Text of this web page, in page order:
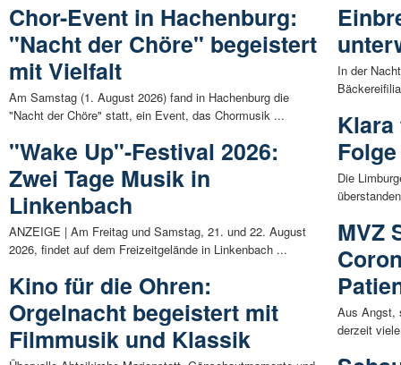
Chor-Event in Hachenburg:
"Nacht der Chöre" begeistert
mit Vielfalt
Am Samstag (1. August 2026) fand in Hachenburg die
"Nacht der Chöre" statt, ein Event, das Chormusik ...
"Wake Up"-Festival 2026:
Zwei Tage Musik in
Linkenbach
ANZEIGE | Am Freitag und Samstag, 21. und 22. August
2026, findet auf dem Freizeitgelände in Linkenbach ...
Kino für die Ohren:
Orgelnacht begeistert mit
Filmmusik und Klassik
In der
Klara
Folge
Die
MVZ
Aus Angst,
derzeit